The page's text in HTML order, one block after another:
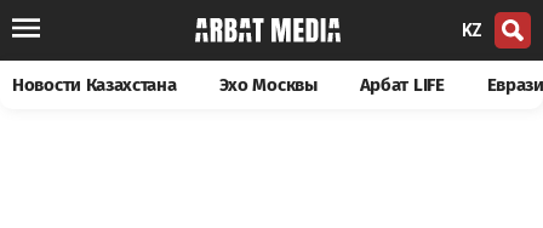
KZ
Новости Казахстана Эхо Москвы Арбат LIFE